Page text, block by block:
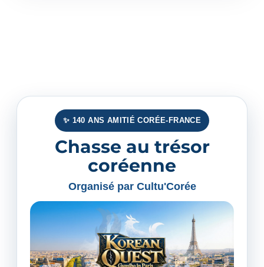
✨ 140 ANS AMITIÉ CORÉE-FRANCE
Chasse au trésor
coréenne
Organisé par Cultu'Corée